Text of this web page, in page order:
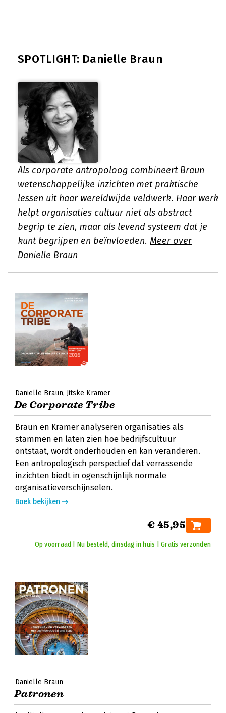
SPOTLIGHT: Danielle Braun
Als corporate antropoloog combineert Braun
wetenschappelijke inzichten met praktische
lessen uit haar wereldwijde veldwerk. Haar werk
helpt organisaties cultuur niet als abstract
begrip te zien, maar als levend systeem dat je
kunt begrijpen en beïnvloeden. Meer over
Danielle Braun
Danielle Braun Jitske Kramer
De Corporate Tribe
Braun en Kramer analyseren organisaties als
stammen en laten zien hoe bedrijfscultuur
ontstaat, wordt onderhouden en kan veranderen.
Een antropologisch perspectief dat verrassende
inzichten biedt in ogenschijnlijk normale
organisatieverschijnselen.
Boek bekijken
€ 45,95
Op voorraad | Nu besteld, dinsdag in huis | Gratis verzonden
Danielle Braun
Patronen